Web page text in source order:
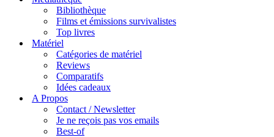
Bibliothèque
Films et émissions survivalistes
Top livres
Matériel
Catégories de matériel
Reviews
Comparatifs
Idées cadeaux
A Propos
Contact / Newsletter
Je ne reçois pas vos emails
Best-of